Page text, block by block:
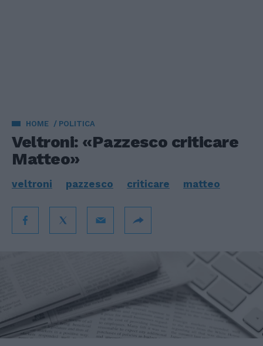
HOME POLITICA
Veltroni: «Pazzesco criticare
Matteo»
veltroni pazzesco criticare matteo